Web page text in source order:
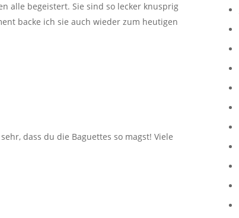
alle begeistert. Sie sind so lecker knusprig
backe ich sie auch wieder zum heutigen
dass du die Baguettes so magst! Viele